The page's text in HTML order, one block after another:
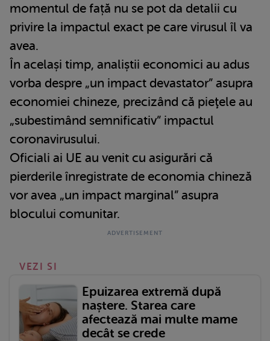
momentul de față nu se pot da detalii cu
privire la impactul exact pe care virusul îl va
avea.
În același timp, analiștii economici au adus
vorba despre „un impact devastator” asupra
economiei chineze, precizând că pieţele au
„subestimând semnificativ” impactul
coronavirusului.
Oficiali ai UE au venit cu asigurări că
pierderile înregistrate de economia chineză
vor avea „un impact marginal” asupra
blocului comunitar.
VEZI SI
Epuizarea extremă după
naștere. Starea care
afectează mai multe mame
decât se crede